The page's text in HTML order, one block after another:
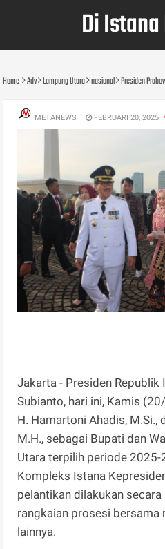
Di
Home Adv Lampung Utara nasional Presiden
METANEWS FEBRUARI 20, 2025
Jakarta - Presiden Republik
Subianto, hari ini, Kamis
H. Hamartoni Ahadis, M.Si.,
M.H., sebagai Bupati dan
Utara terpilih periode
Kompleks Istana
pelantikan dilakukan
rangkaian prosesi bersama
lainnya.